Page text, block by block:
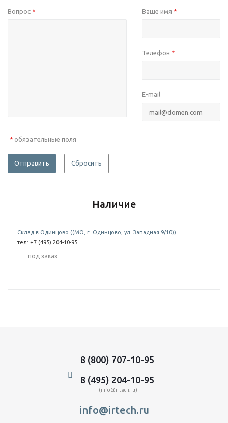
Вопрос * Ваше имя *
Телефон *
E-mail
* обязательные поля
Отправить Сбросить
Наличие
Склад в Одинцово ((МО, г. Одинцово, ул. Западная 9/10))
тел: +7 (495) 204-10-95
Под заказ
8 (800) 707-10-95
8 (495) 204-10-95
(info@irtech.ru)
info@irtech.ru